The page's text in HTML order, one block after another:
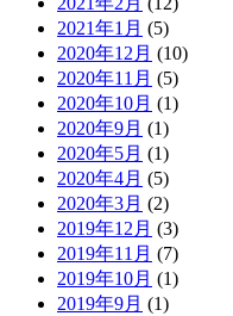
2021年1月 (5)
2020年12月 (10)
2020年11月 (5)
2020年10月 (1)
2020年9月 (1)
2020年5月 (1)
2020年4月 (5)
2020年3月 (2)
2019年12月 (3)
2019年11月 (7)
2019年10月 (1)
2019年9月 (1)